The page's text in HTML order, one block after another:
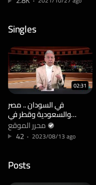
Singles
02:31
في السودان .. مصر
والسعودية وقطر في
مواجهة خيانة الامارات
وحكومة حميدتي ”
الموازية ” !!
محرر الموقع
42 2023/08/13 ago
Posts